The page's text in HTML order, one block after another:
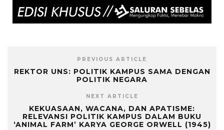
PREVIOUS ARTICLE
REKTOR UNS: POLITIK KAMPUS SAMA DENGAN
POLITIK NEGARA
NEXT ARTICLE
KEKUASAAN, WACANA, DAN APATISME:
RELEVANSI POLITIK KAMPUS DALAM BUKU
‘ANIMAL FARM’ KARYA GEORGE ORWELL (1945)